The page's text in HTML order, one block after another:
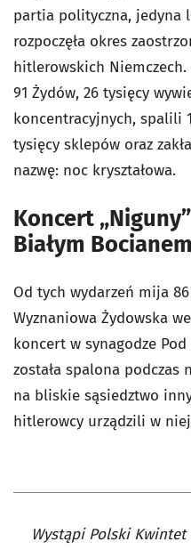
partia polityczna, jedyna
rozpoczęła okres
hitlerowskich
91 Żydów, 26 tysięcy
koncentracyjnych, spalili
tysięcy sklepów oraz
nazwę: noc kryształowa.
Koncert
Białym Bocianem
Od tych wydarzeń mija
Wyznaniowa Żydowska
koncert w synagodze
została spalona podczas
na bliskie sąsiedztwo
hitlerowcy urządzili w
Wystąpi Polski